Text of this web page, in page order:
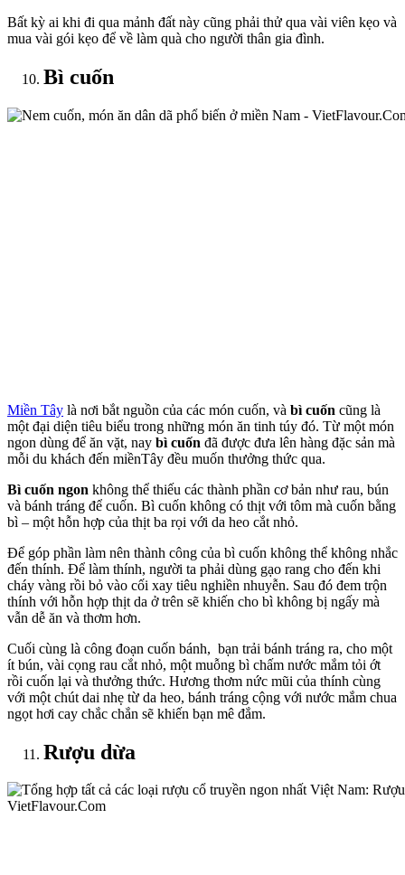
Bất kỳ ai khi đi qua mảnh đất này cũng phải thử qua vài viên kẹo và
mua vài gói kẹo để về làm quà cho người thân gia đình.
Bì cuốn
Miền Tây là nơi bắt nguồn của các món cuốn, và bì cuốn cũng là
một đại diện tiêu biểu trong những món ăn tinh túy đó. Từ một món
ngon dùng để ăn vặt, nay bì cuốn đã được đưa lên hàng đặc sản mà
mỗi du khách đến miềnTây đều muốn thưởng thức qua.
Bì cuốn ngon không thể thiếu các thành phần cơ bản như rau, bún
và bánh tráng để cuốn. Bì cuốn không có thịt với tôm mà cuốn bằng
bì – một hỗn hợp của thịt ba rọi với da heo cắt nhỏ.
Để góp phần làm nên thành công của bì cuốn không thể không nhắc
đến thính. Để làm thính, người ta phải dùng gạo rang cho đến khi
cháy vàng rồi bỏ vào cối xay tiêu nghiền nhuyễn. Sau đó đem trộn
thính với hỗn hợp thịt da ở trên sẽ khiến cho bì không bị ngấy mà
vẫn dễ ăn và thơm hơn.
Cuối cùng là công đoạn cuốn bánh, bạn trải bánh tráng ra, cho một
ít bún, vài cọng rau cắt nhỏ, một muỗng bì chấm nước mắm tỏi ớt
rồi cuốn lại và thưởng thức. Hương thơm nức mũi của thính cùng
với một chút dai nhẹ từ da heo, bánh tráng cộng với nước mắm chua
ngọt hơi cay chắc chắn sẽ khiến bạn mê đắm.
Rượu dừa